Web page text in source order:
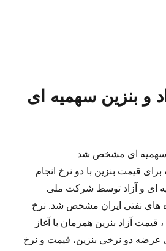
و بنزین سهمیه ای
سهمیه ای مشخص شد
قیمت بنزین با دو نرخ انجام
ای و آزاد توسط شرکت ملی
های نفتی ایران مشخص شد. نرخ
1500 تومان ، قیمت آزاد بنزین همزمان با آغاز
دو نرخی بنزین، قیمت و نرخ